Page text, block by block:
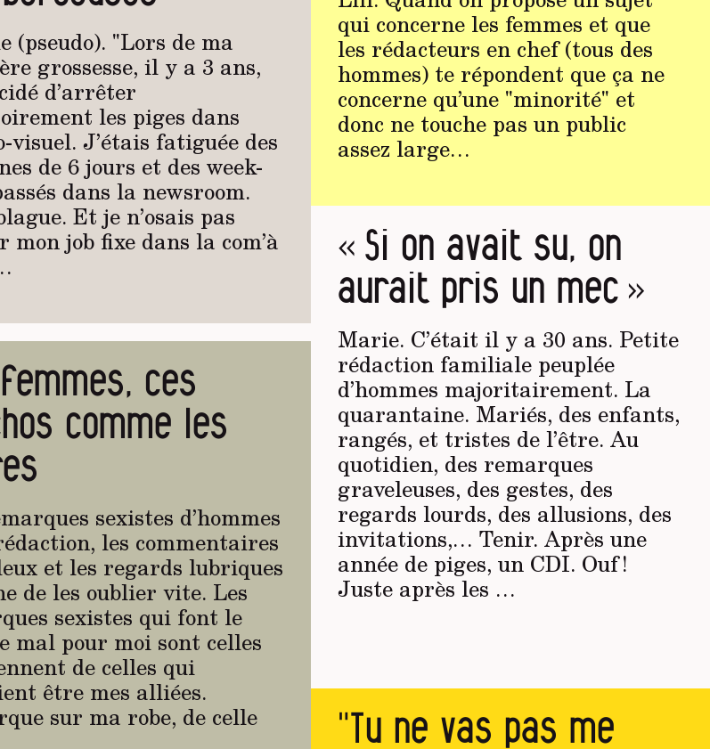
(pseudo). "Lors de ma
grossesse, il y a 3 ans,
d’arrêter
les piges dans
visuel. J’étais fatiguée des
de 6 jours et des week-
dans la newsroom.
Et je n’osais pas
mon job fixe dans la com’à
qui concerne les femmes et que
les rédacteurs en chef (tous des
hommes) te répondent que ça ne
concerne qu’une "minorité" et
donc ne touche pas un public
assez large…
« Si on avait su, on
aurait pris un mec »
Marie. C’était il y a 30 ans. Petite
rédaction familiale peuplée
d’hommes majoritairement. La
quarantaine. Mariés, des enfants,
rangés, et tristes de l’être. Au
quotidien, des remarques
graveleuses, des gestes, des
regards lourds, des allusions, des
invitations,… Tenir. Après une
année de piges, un CDI. Ouf !
Juste après les …
ces
comme les
sexistes d’hommes
les commentaires
et les regards lubriques
de les oublier vite. Les
sexistes qui font le
mal pour moi sont celles
de celles qui
être mes alliées.
sur ma robe, de celle
"Tu ne vas pas me